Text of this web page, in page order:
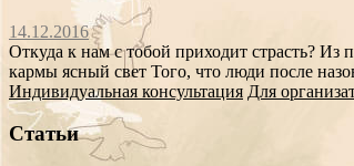
14.12.2016
Откуда к нам с тобой приходит страсть? Из
кармы ясный свет Того, что люди после
Индивидуальная консультация Для
Статьи